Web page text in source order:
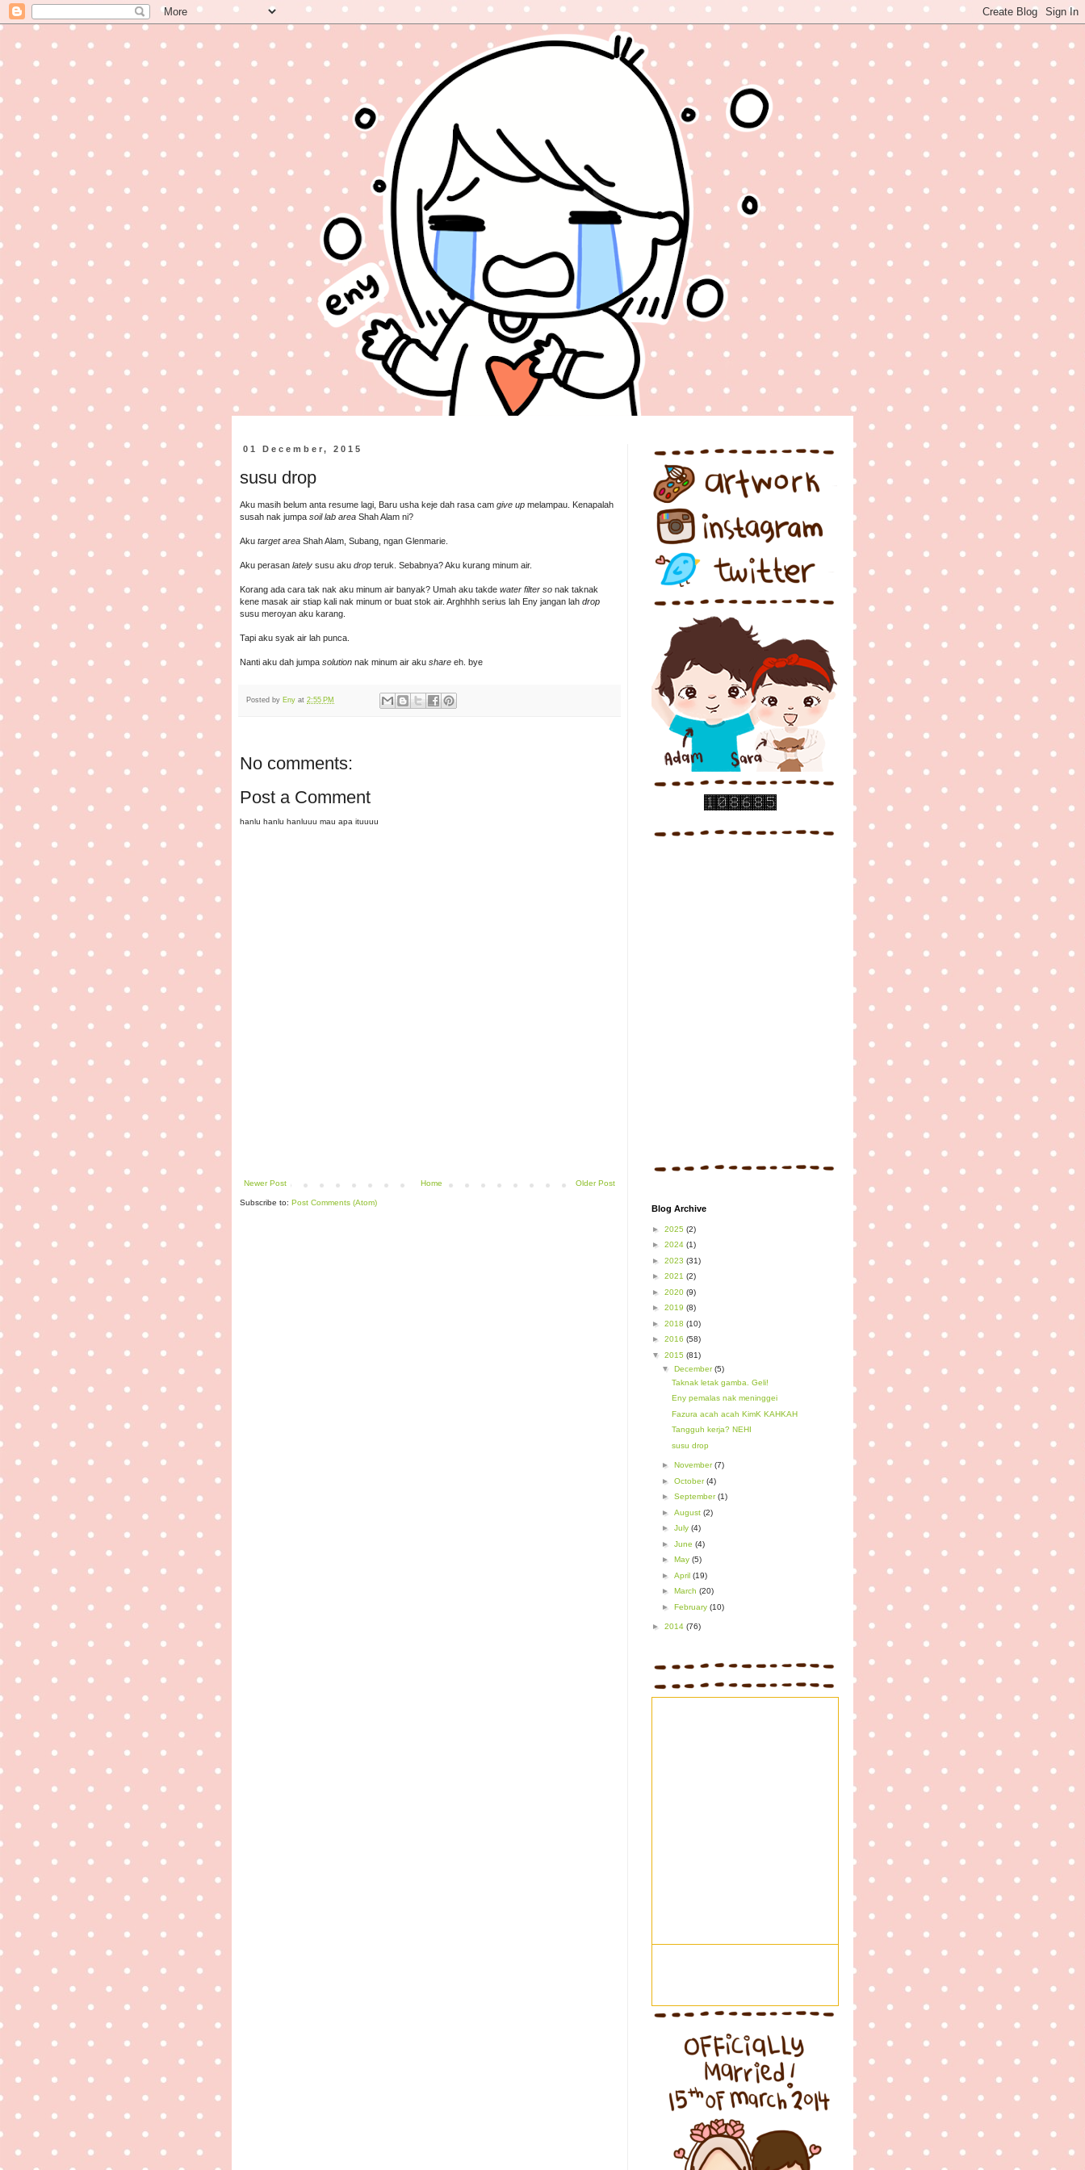
01 December, 2015
susu drop
Aku masih belum anta resume lagi, Baru usha keje dah rasa cam give up melampau. Kenapalah
susah nak jumpa soil lab area Shah Alam ni?
Aku target area Shah Alam, Subang, ngan Glenmarie.
Aku perasan lately susu aku drop teruk. Sebabnya? Aku kurang minum air.
Korang ada cara tak nak aku minum air banyak? Umah aku takde water filter so nak taknak
kene masak air stiap kali nak minum or buat stok air. Arghhhh serius lah Eny jangan lah drop
susu meroyan aku karang.
Tapi aku syak air lah punca.
Nanti aku dah jumpa solution nak minum air aku share eh. bye
Posted by Eny at 2:55 PM
No comments:
Post a Comment
hanlu hanlu hanluuu mau apa ituuuu
Newer Post Older Post
Home
Subscribe to: Post Comments (Atom)
Blog Archive
► 2025 (2)
► 2024 (1)
► 2023 (31)
► 2021 (2)
► 2020 (9)
► 2019 (8)
► 2018 (10)
► 2016 (58)
▼ 2015 (81)
▼ December(5)
Taknak letak gamba. Geli!
Eny pemalas nak meninggei
Fazura acah acah KimK KAHKAH
Tangguh kerja? NEHI
susu drop
► November(7)
► October(4)
► September(1)
► August (2)
► July (4)
► June (4)
► May (5)
► April (19)
► March (20)
► February (10)
► 2014 (76)